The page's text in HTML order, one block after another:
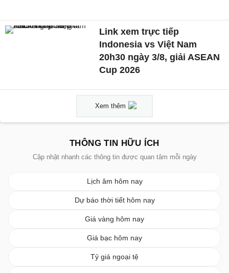
Link xem trực tiếp
Indonesia vs Việt Nam
20h30 ngày 3/8, giải ASEAN
Cup 2026
Xem thêm
THÔNG TIN HỮU ÍCH
Cập nhật nhanh các thông tin được quan tâm mỗi ngày
Lịch âm hôm nay
Dự báo thời tiết hôm nay
Giá vàng hôm nay
Giá bạc hôm nay
Tỷ giá ngoại tệ